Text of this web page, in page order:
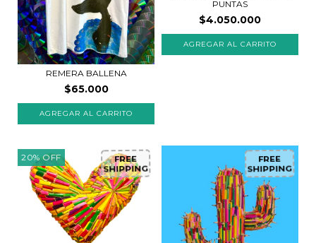
REMERA BALLENA
$65.000
PUNTAS
$4.050.000
20%OFF FREE
SHIPPING
FREE
SHIPPING